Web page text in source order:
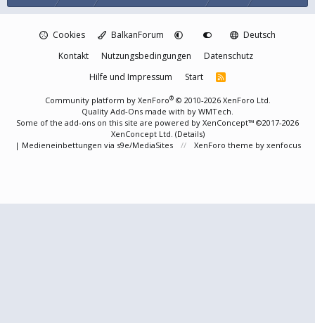
Cookies BalkanForum
Deutsch
Kontakt
Nutzungsbedingungen
Datenschutz
Hilfe und Impressum
Start
R
Community platform by XenForo® © 2010-2026 XenForo Ltd.
Quality Add-Ons made with by WMTech.
Some of the add-ons on this site are powered by XenConcept™ ©2017-2026
XenConcept Ltd. (Details)
| Medieneinbettungen via s9e/MediaSites XenForo theme by xenfocus